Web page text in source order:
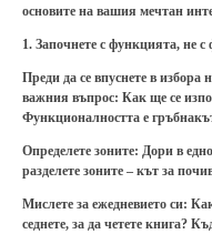
основите на вашия мечтан
1. Започнете с функцията, не с
Преди да се впуснете в избора
важния въпрос: Как ще се
Функционалността е
Определете зоните: Дори в
разделете зоните – кът за
Мислете за ежедневието си:
седнете, за да четете книга?